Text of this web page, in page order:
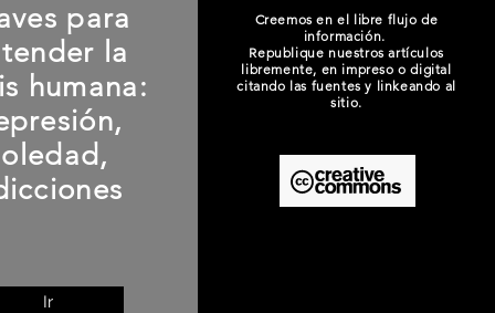
para
la
humana:
Ir
Creemos en el libre flujo de
información.
Republique nuestros artículos
libremente, en impreso o digital
citando las fuentes y linkeando al
sitio.